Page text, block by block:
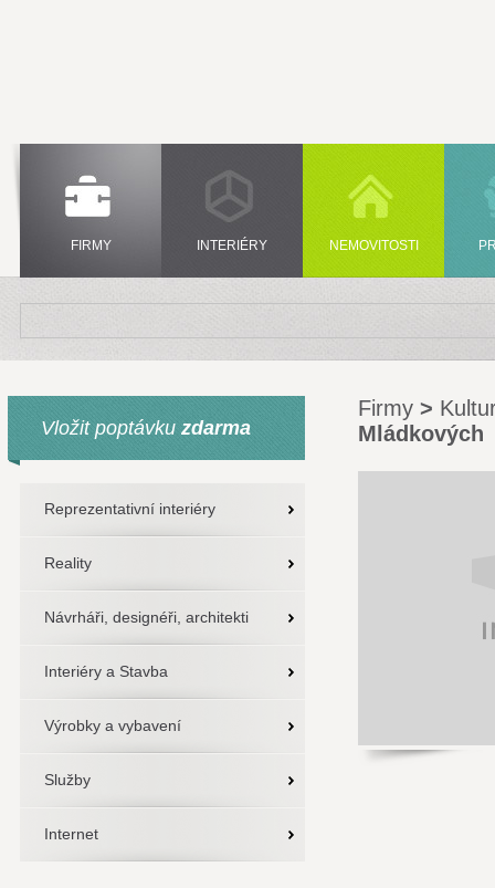
FIRMY INTERIÉRY NEMOVITOSTI
Vložit poptávku zdarma
Reprezentativní interiéry
Reality
Návrháři, designéři, architekti
Interiéry a Stavba
Výrobky a vybavení
Služby
Internet
Firmy >
Mládkových